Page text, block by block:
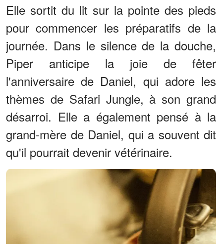
Elle sortit du lit sur la pointe des pieds
pour commencer les préparatifs de la
journée. Dans le silence de la douche,
Piper anticipe la joie de fêter
l'anniversaire de Daniel, qui adore les
thèmes de Safari Jungle, à son grand
désarroi. Elle a également pensé à la
grand-mère de Daniel, qui a souvent dit
qu'il pourrait devenir vétérinaire.